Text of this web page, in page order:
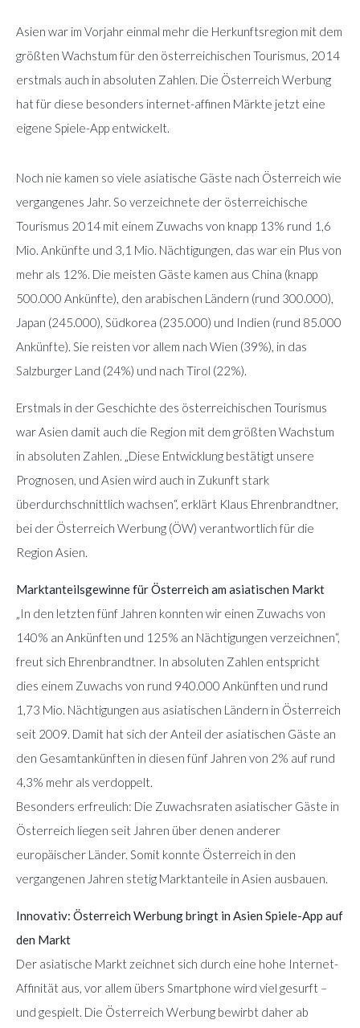
Asien war im Vorjahr einmal mehr die Herkunftsregion mit dem
größten Wachstum für den österreichischen Tourismus, 2014
erstmals auch in absoluten Zahlen. Die Österreich Werbung
hat für diese besonders internet-affinen Märkte jetzt eine
eigene Spiele-App entwickelt.
Noch nie kamen so viele asiatische Gäste nach Österreich wie
vergangenes Jahr. So verzeichnete der österreichische
Tourismus 2014 mit einem Zuwachs von knapp 13% rund 1,6
Mio. Ankünfte und 3,1 Mio. Nächtigungen, das war ein Plus von
mehr als 12%. Die meisten Gäste kamen aus China (knapp
500.000 Ankünfte), den arabischen Ländern (rund 300.000),
Japan (245.000), Südkorea (235.000) und Indien (rund 85.000
Ankünfte). Sie reisten vor allem nach Wien (39%), in das
Salzburger Land (24%) und nach Tirol (22%).
Erstmals in der Geschichte des österreichischen Tourismus
war Asien damit auch die Region mit dem größten Wachstum
in absoluten Zahlen. „Diese Entwicklung bestätigt unsere
Prognosen, und Asien wird auch in Zukunft stark
überdurchschnittlich wachsen“, erklärt Klaus Ehrenbrandtner,
bei der Österreich Werbung (ÖW) verantwortlich für die
Region Asien.
Marktanteilsgewinne für Österreich am asiatischen Markt
„In den letzten fünf Jahren konnten wir einen Zuwachs von
140% an Ankünften und 125% an Nächtigungen verzeichnen“,
freut sich Ehrenbrandtner. In absoluten Zahlen entspricht
dies einem Zuwachs von rund 940.000 Ankünften und rund
1,73 Mio. Nächtigungen aus asiatischen Ländern in Österreich
seit 2009. Damit hat sich der Anteil der asiatischen Gäste an
den Gesamtankünften in diesen fünf Jahren von 2% auf rund
4,3% mehr als verdoppelt.
Besonders erfreulich: Die Zuwachsraten asiatischer Gäste in
Österreich liegen seit Jahren über denen anderer
europäischer Länder. Somit konnte Österreich in den
vergangenen Jahren stetig Marktanteile in Asien ausbauen.
Innovativ: Österreich Werbung bringt in Asien Spiele-App auf
den Markt
Der asiatische Markt zeichnet sich durch eine hohe Internet-
Affinität aus, vor allem übers Smartphone wird viel gesurft –
und gespielt. Die Österreich Werbung bewirbt daher ab